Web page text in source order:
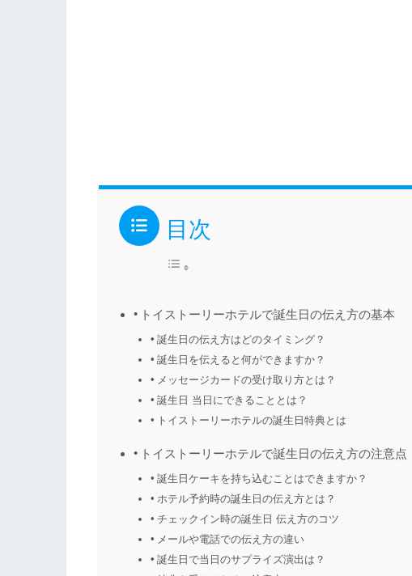
目次
トイストーリーホテルで誕生日の伝え方の基本
誕生日の伝え方はどのタイミング？
誕生日を伝えると何ができますか？
メッセージカードの受け取り方とは？
誕生日 当日にできることとは？
トイストーリーホテルの誕生日特典とは
トイストーリーホテルで誕生日の伝え方の注意点
誕生日ケーキを持ち込むことはできますか？
ホテル予約時の誕生日の伝え方とは？
チェックイン時の誕生日 伝え方のコツ
メールや電話での伝え方の違い
誕生日で当日のサプライズ演出は？